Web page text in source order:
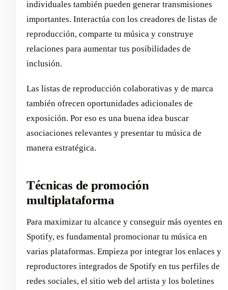
individuales también pueden generar transmisiones
importantes. Interactúa con los creadores de listas de
reproducción, comparte tu música y construye
relaciones para aumentar tus posibilidades de
inclusión.
Las listas de reproducción colaborativas y de marca
también ofrecen oportunidades adicionales de
exposición. Por eso es una buena idea buscar
asociaciones relevantes y presentar tu música de
manera estratégica.
Técnicas de promoción
multiplataforma
Para maximizar tu alcance y conseguir más oyentes en
Spotify, es fundamental promocionar tu música en
varias plataformas. Empieza por integrar los enlaces y
reproductores integrados de Spotify en tus perfiles de
redes sociales, el sitio web del artista y los boletines